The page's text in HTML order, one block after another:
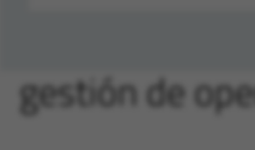
gestión de